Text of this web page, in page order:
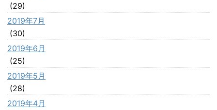
(29)
2019年7月
(30)
2019年6月
(25)
2019年5月
(28)
2019年4月